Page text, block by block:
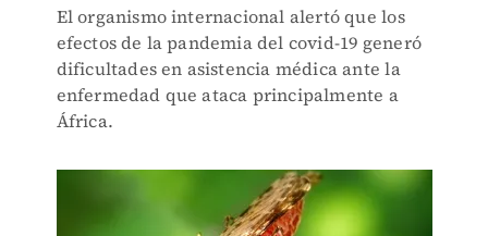
El organismo internacional alertó que los
efectos de la pandemia del covid-19 generó
dificultades en asistencia médica ante la
enfermedad que ataca principalmente a
África.